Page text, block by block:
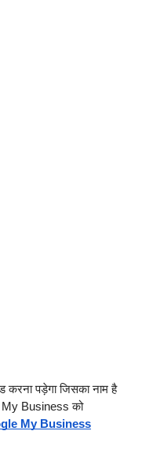
तो सबसे पहले आपको एक एप्लीकेशन डाउनलोड करना पड़ेगा जिसका नाम है
Business को
My Business